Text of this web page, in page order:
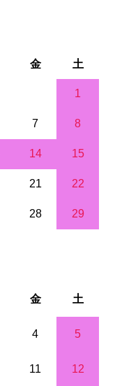
金 土
1
7 8
14 15
21 22
28 29
金 土
4 5
11 12